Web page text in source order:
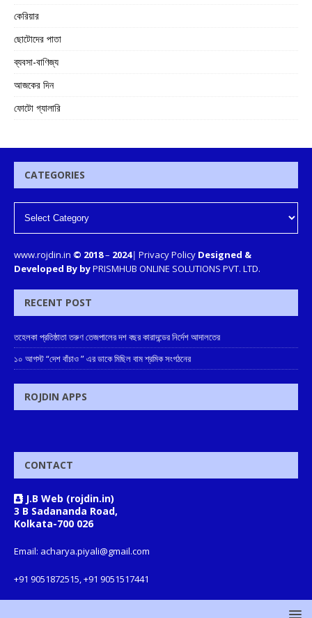
কেরিয়ার
ছোটোদের পাতা
ব্যবসা-বাণিজ্য
আজকের দিন
ফোটো গ্যালারি
CATEGORIES
www.rojdin.in © 2018– 2024| Privacy Policy Designed &
Developed By byPRISMHUB ONLINE SOLUTIONS PVT. LTD.
RECENT POST
তহেলকা প্রতিষ্ঠাতা তরুণ তেজপালের দশ বছর কারাদন্ডের নির্দেশ আদালতের
১০ আগস্ট “দেশ বাঁচাও ” এর ডাকে মিছিল বাম শ্রমিক সংগঠনের
ROJDIN APPS
CONTACT
J.B Web (rojdin.in)
3 B Sadananda Road,
Kolkata-700 026
Email: acharya.piyali@gmail.com
+91 9051872515, +91 9051517441